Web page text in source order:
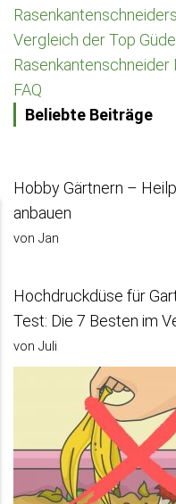
Rasenkantenschneiders
Vergleich der Top Güde
FAQ
Beliebte Beiträge
Hobby Gärtnern –
anbauen
von Jan
Hochdruckdüse für
Test: Die 7 Besten im
von Juli